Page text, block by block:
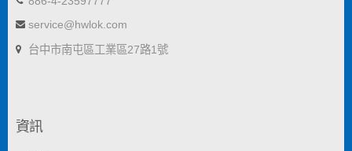
service@hwlok.com
台中市南屯區工業區27路1號
資訊